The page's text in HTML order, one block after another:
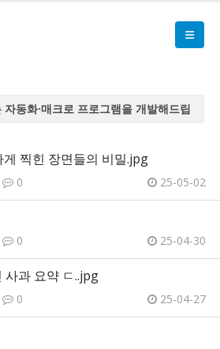
동화·매크로 프로그램을 개발해드립
니다
동화·매크로 프로그램을 개발해드립
동화·매크로 프로그램을 개발해드립
찍힌 장면들의 비밀.jpg
0 25-05-02
0 25-04-30
사과 요약 ㄷ..jpg
0 25-04-27